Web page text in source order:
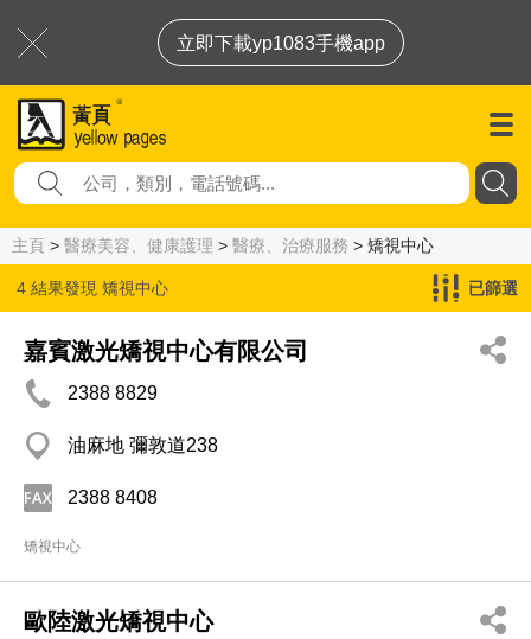
立即下載yp1083手機app
主頁 > 醫療美容、健康護理 > 醫療、治療服務 > 矯視中心
4 結果發現 矯視中心 已篩選
嘉賓激光矯視中心有限公司
2388 8829
油麻地 彌敦道238
2388 8408
矯視中心
歐陸激光矯視中心